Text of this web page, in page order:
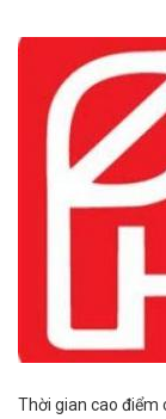
Thời gian cao điểm